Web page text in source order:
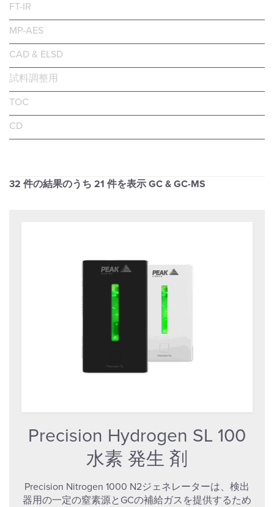
FT-IR
MP-AES
CAD & ELSD
試料調整用
TOC
CD
32 件の結果のうち 21 件を表示 GC & GC-MS
Precision Hydrogen SL 100
水素 発生 剤
Precision Nitrogen 1000 N2ジェネレーターは、検出
器用の一定の窒素源とGCの補給ガスを提供するため